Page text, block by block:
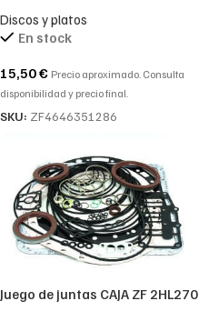
ZF 4646351286-4646 351 286-
4646.351.286
Discos y platos
En stock
15,50€ Precio aproximado. Consulta
disponibilidad y precio final.
SKU: ZF4646351286
Juego de juntas CAJA ZF 2HL270